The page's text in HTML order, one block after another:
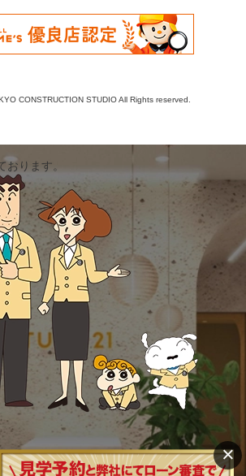
CONSTRUCTION STUDIO All Rights reserved.
ります。
×